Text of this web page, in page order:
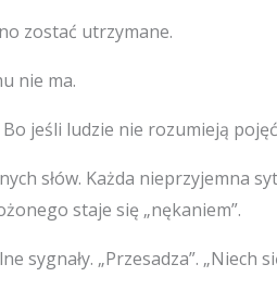
zostać utrzymane.
nie ma.
jeśli ludzie nie rozumieją
słów. Każda nieprzyjemna
staje się „nękaniem”.
sygnały. „Przesadza”. „Niech